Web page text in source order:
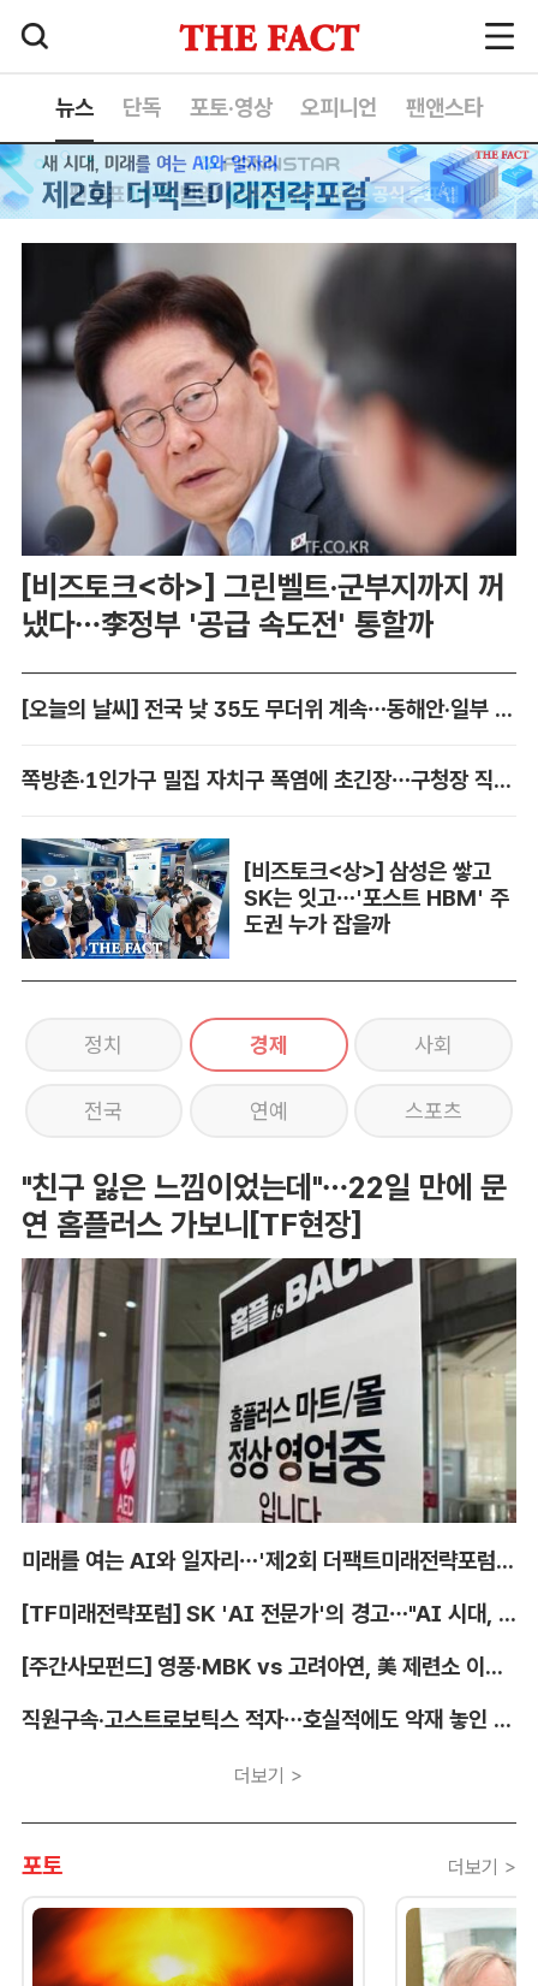
뉴스 단독 포토·영상 오피니언 팬앤스타
[비즈토크<하>] 그린벨트·군부지까지 꺼
냈다…李정부 '공급 속도전' 통할까
[오늘의 날씨] 전국 낮 35도 무더위 계속…동해안·일부 지역 비
쪽방촌·1인가구 밀집 자치구 폭염에 초긴장…구청장 직접 챙긴다
[비즈토크<상>] 삼성은 쌓고
SK는 잇고…'포스트 HBM' 주
도권 누가 잡을까
정치 경제 사회
전국 연예 스포츠
"친구 잃은 느낌이었는데"…22일 만에 문
연 홈플러스 가보니[TF현장]
미래를 여는 AI와 일자리…'제2회 더팩트미래전략포럼' 참가 신청
[TF미래전략포럼] SK 'AI 전문가'의 경고…"AI 시대, 인재 격차 더 커진다"
[주간사모펀드] 영풍·MBK vs 고려아연, 美 제련소 이름 두고 고발전
직원구속·고스트로보틱스 적자…호실적에도 악재 놓인 LIG D&A
더보기 >
포토 더보기 >